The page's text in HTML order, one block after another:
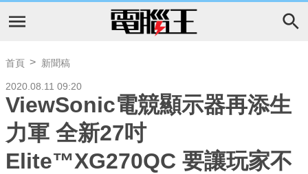
首頁 新聞稿
2020.08.11 09:20
ViewSonic電競顯示器再添生
力軍 全新27吋
Elite™XG270QC 要讓玩家不